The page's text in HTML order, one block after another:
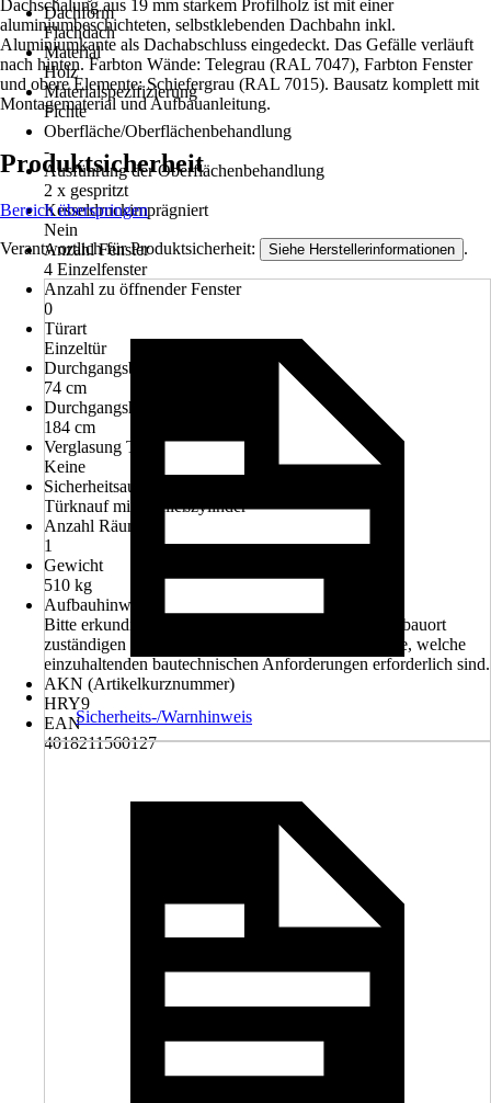
Dachform
Flachdach
Material
Holz
Materialspezifizierung
Fichte
Oberfläche/Oberflächenbehandlung
-
Ausführung der Oberflächenbehandlung
2 x gespritzt
Kesseldruckimprägniert
Nein
Anzahl Fenster
4 Einzelfenster
Anzahl zu öffnender Fenster
0
Türart
Einzeltür
Durchgangsbreite
74 cm
Durchgangshöhe
184 cm
Verglasung Tür
Keine
Sicherheitsausstattung
Türknauf mit Schließzylinder
Anzahl Räume
1
Gewicht
510 kg
Aufbauhinweis
Bitte erkundigen Sie sich vorab bei dem für den Einbauort
zuständigen Bauamt oder der zuständigen Gemeinde, welche
einzuhaltenden bautechnischen Anforderungen erforderlich sind.
AKN (Artikelkurznummer)
HRY9
EAN
4018211560127
Dachschalung aus 19 mm starkem Profilholz ist mit einer
aluminiumbeschichteten, selbstklebenden Dachbahn inkl.
Aluminiumkante als Dachabschluss eingedeckt. Das Gefälle verläuft
nach hinten. Farbton Wände: Telegrau (RAL 7047), Farbton Fenster
und obere Elemente: Schiefergrau (RAL 7015). Bausatz komplett mit
Montagematerial und Aufbauanleitung.
Produktsicherheit
Bereich überspringen
Verantwortlich für Produktsicherheit: Siehe Herstellerinformationen .
Sicherheits-/Warnhinweis